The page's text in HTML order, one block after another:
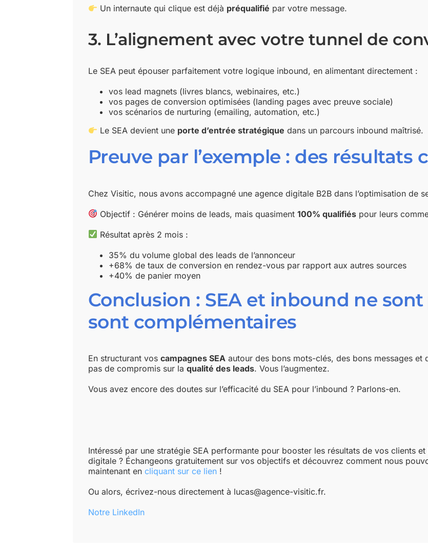
Un internaute qui clique est déjà préqualifié par votre message.
3. L’alignement avec votre tunnel de
Le SEA peut épouser parfaitement votre logique inbound, en alimentant directement :
vos lead magnets (livres blancs, webinaires, etc.)
vos pages de conversion optimisées (landing pages avec preuve sociale)
vos scénarios de nurturing (emailing, automation, etc.)
Le SEA devient une porte d’entrée stratégique dans un parcours inbound maîtrisé.
Preuve par l’exemple : des résultats
Chez Visitic, nous avons accompagné une agence digitale B2B dans l’optimisation de
Objectif : Générer moins de leads, mais quasiment 100% qualifiéspour leurs
Résultat après 2 mois :
35% du volume global des leads de l’annonceur
+68% de taux de conversion en rendez-vous par rapport aux autres sources
+40% de panier moyen
Conclusion : SEA et inbound ne
sont complémentaires
En structurant vos campagnes SEAautour des bons mots-clés, des bons messages et
pas de compromis sur la qualité des leads. Vous l’augmentez.
Vous avez encore des doutes sur l’efficacité du SEA pour l’inbound ? Parlons-en.
Intéressé par une stratégie SEA performante pour booster les résultats de vos clients
digitale ? Échangeons gratuitement sur vos objectifs et découvrez comment nous
maintenant en cliquant sur ce lien!
Ou alors, écrivez-nous directement à lucas@agence-visitic.fr.
Notre LinkedIn